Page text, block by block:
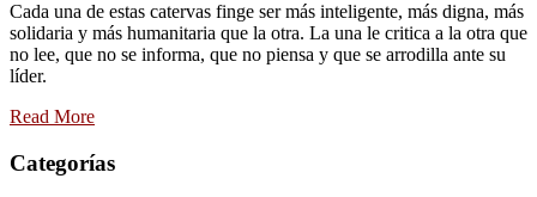
Cada una de estas catervas finge ser más inteligente, más digna, más
solidaria y más humanitaria que la otra. La una le critica a la otra que
no lee, que no se informa, que no piensa y que se arrodilla ante su
líder.
Read More
Categorías